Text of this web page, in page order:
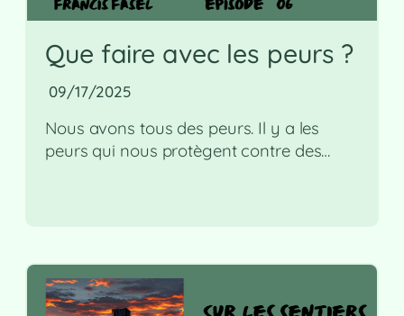
Que faire avec les peurs ?
09/17/2025
Nous avons tous des peurs. Il y a les
peurs qui nous protègent contre des…